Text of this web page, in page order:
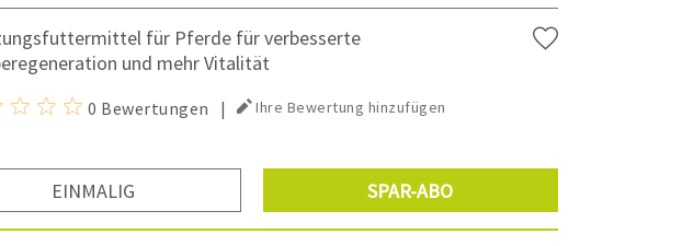
für Pferde für verbesserte
und mehr Vitalität
0 Bewertungen | Ihre Bewertung hinzufügen
EINMALIG SPAR-ABO